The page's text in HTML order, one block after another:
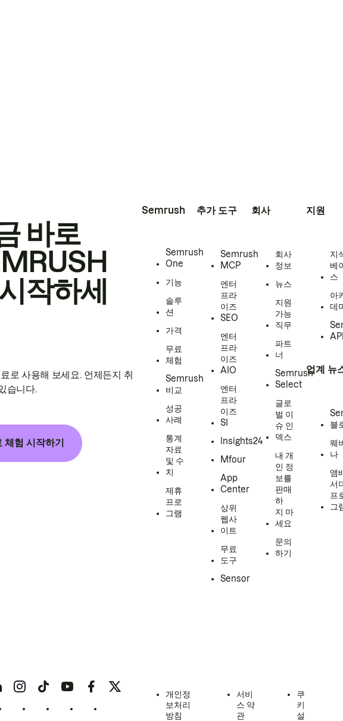
바로
작하세
로 사용해 보세요. 언제든지 취
습니다.
체험 시작하기
Semrush
Semrush
One
기능
솔루
션
가격
무료
체험
Semrush
비교
성공
사례
통계
자료
및 수
치
제휴
프로
그램
추가 도구
Semrush
MCP
엔터
프라
이즈
SEO
엔터
프라
이즈
AIO
엔터
프라
이즈
SI
Insights24
Mfour
App
Center
상위
웹사
이트
무료
도구
Sensor
회사
회사
정보
뉴스
지원
가능
직무
파트
너
Semrush
Select
글로
벌 이
슈 인
덱스
내 개
인 정
보를
판매
하
지 마
세요
문의
하기
지원
지
베
스
아
데
업계 뉴
블
웨
나
앰
서
프
그
개인정
보처리
방침
서비
스 약
관
쿠
키
설